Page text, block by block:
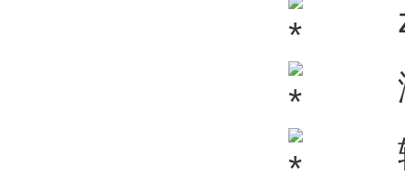
zui
激
输